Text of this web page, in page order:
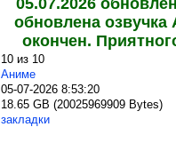
обновлена озвучка
окончен.
10 из 10
Аниме
05-07-2026 8:53:20
18.65 GB (20025969909 Bytes)
закладки